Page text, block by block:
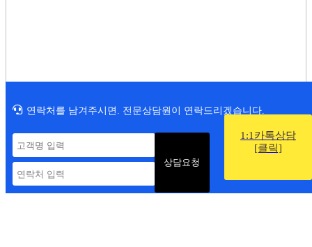
연락처를 남겨주시면. 전문상담원이 연락드리겠습니다.
1:1카톡상담
[클릭]